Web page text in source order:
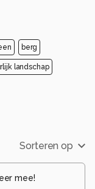
berg
landschap
Sorteren op
mee!